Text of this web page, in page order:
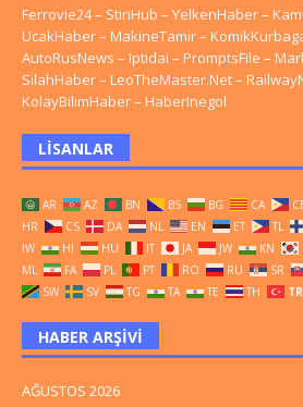
Ferrovie24– StiriHub – YelkenHaber–
UcakHaber– MakineTamir–
AutoRusNews – Iptidai – PromptsFile –
SilahHaber– LeoTheMaster.Net–
KolayBilimHaber– HaberInegol
LISANLAR
AR AZ BN BS BG CA
HR
CS DA NL EN ET TL
IW
HI HU IT JA JW KN
ML
FA PL PT RO RU SR
SW
SV TG TA TE TH TR
HABER ARŞIVI
AĞUSTOS 2026